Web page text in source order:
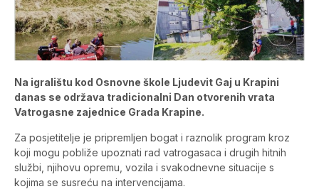
Na igralištu kod Osnovne škole Ljudevit Gaj u Krapini
danas se održava tradicionalni Dan otvorenih vrata
Vatrogasne zajednice Grada Krapine.
Za posjetitelje je pripremljen bogat i raznolik program kroz
koji mogu pobliže upoznati rad vatrogasaca i drugih hitnih
službi, njihovu opremu, vozila i svakodnevne situacije s
kojima se susreću na intervencijama.